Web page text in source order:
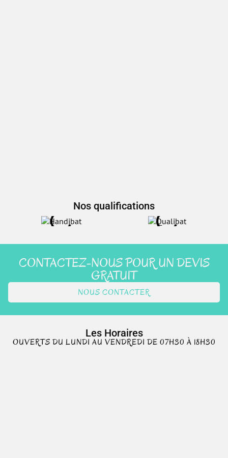
Nos qualifications
CONTACTEZ-NOUS POUR UN DEVIS
GRATUIT
NOUS CONTACTER
Les Horaires
OUVERTS DU LUNDI AU VENDREDI DE 07H30 À 18H30